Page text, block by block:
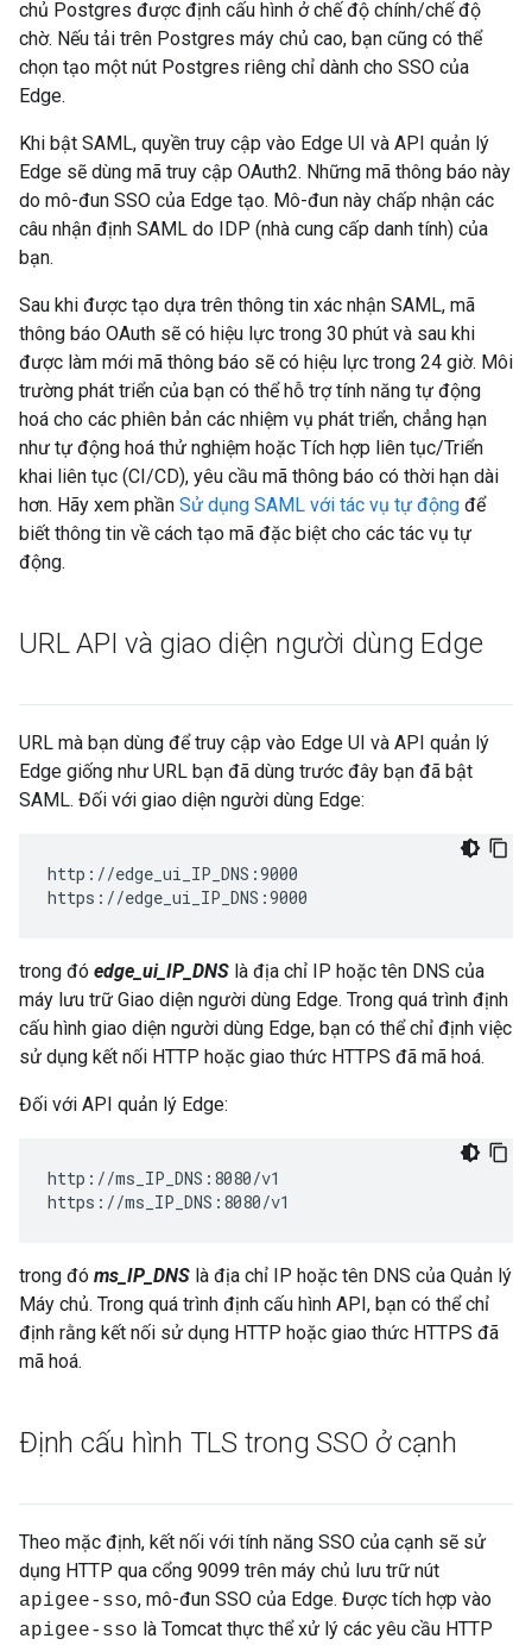
chủ Postgres được định cấu hình ở chế độ chính/chế độ
chờ. Nếu tải trên Postgres máy chủ cao, bạn cũng có thể
chọn tạo một nút Postgres riêng chỉ dành cho SSO của
Edge.
Khi bật SAML, quyền truy cập vào Edge UI và API quản lý
Edge sẽ dùng mã truy cập OAuth2. Những mã thông báo này
do mô-đun SSO của Edge tạo. Mô-đun này chấp nhận các
câu nhận định SAML do IDP (nhà cung cấp danh tính) của
bạn.
Sau khi được tạo dựa trên thông tin xác nhận SAML, mã
thông báo OAuth sẽ có hiệu lực trong 30 phút và sau khi
được làm mới mã thông báo sẽ có hiệu lực trong 24 giờ. Môi
trường phát triển của bạn có thể hỗ trợ tính năng tự động
hoá cho các phiên bản các nhiệm vụ phát triển, chẳng hạn
như tự động hoá thử nghiệm hoặc Tích hợp liên tục/Triển
khai liên tục (CI/CD), yêu cầu mã thông báo có thời hạn dài
hơn. Hãy xem phần Sử dụng SAML với tác vụ tự động để
biết thông tin về cách tạo mã đặc biệt cho các tác vụ tự
động.
URL API và giao diện người dùng Edge
URL mà bạn dùng để truy cập vào Edge UI và API quản lý
Edge giống như URL bạn đã dùng trước đây bạn đã bật
SAML. Đối với giao diện người dùng Edge:
http://edge_ui_IP_DNS:9000
https://edge_ui_IP_DNS:9000
trong đó edge_ui_IP_DNS là địa chỉ IP hoặc tên DNS của
máy lưu trữ Giao diện người dùng Edge. Trong quá trình định
cấu hình giao diện người dùng Edge, bạn có thể chỉ định việc
sử dụng kết nối HTTP hoặc giao thức HTTPS đã mã hoá.
Đối với API quản lý Edge:
http://ms_IP_DNS:8080/v1
https://ms_IP_DNS:8080/v1
trong đó ms_IP_DNS là địa chỉ IP hoặc tên DNS của Quản lý
Máy chủ. Trong quá trình định cấu hình API, bạn có thể chỉ
định rằng kết nối sử dụng HTTP hoặc giao thức HTTPS đã
mã hoá.
Định cấu hình TLS trong SSO ở cạnh
Theo mặc định, kết nối với tính năng SSO của cạnh sẽ sử
dụng HTTP qua cổng 9099 trên máy chủ lưu trữ nút
apigee-sso, mô-đun SSO của Edge. Được tích hợp vào
apigee-sso là Tomcat thực thể xử lý các yêu cầu HTTP